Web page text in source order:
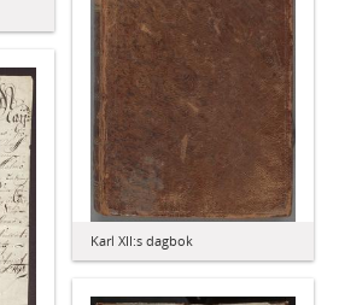
Karl XII:s dagbok